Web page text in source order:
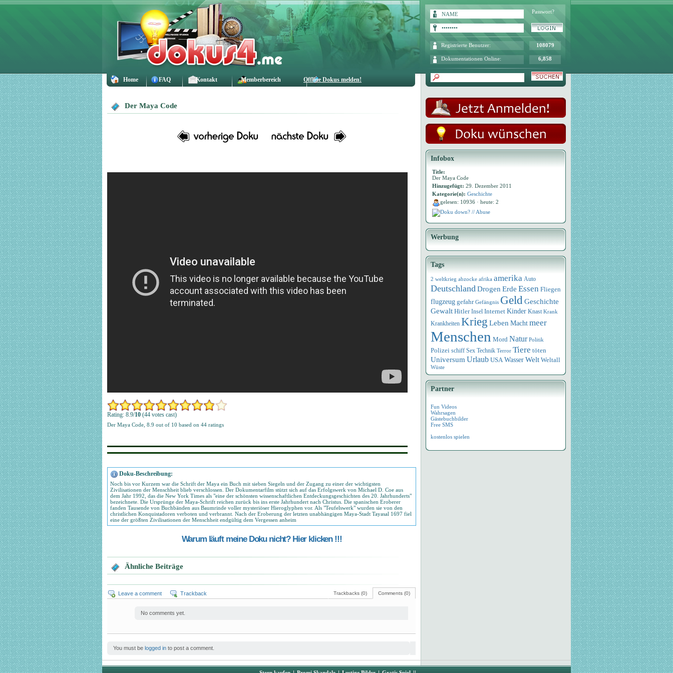
Home FAQ Kontakt Memberbereich Offline Dokus melden!
Passwort?
Registrierte Benutzer: 108079
Dokumentationen Online: 6,858
Der Maya Code
Rating: 8.9/10 (44 votes cast)
Der Maya Code 8.9 out of 10 based on 44 ratings
Doku-Beschreibung:
Noch bis vor Kurzem war die Schrift der Maya ein Buch mit sieben Siegeln und der Zugang zu einer der wichtigsten
Zivilisationen der Menschheit blieb verschlossen. Der Dokumentarfilm stützt sich auf das Erfolgswerk von Michael D. Coe aus
dem Jahr 1992, das die New York Times als "eine der schönsten wissenschaftlichen Entdeckungsgeschichten des 20. Jahrhunderts"
bezeichnete. Die Ursprünge der Maya-Schrift reichen zurück bis ins erste Jahrhundert nach Christus. Die spanischen Eroberer
fanden Tausende von Buchbänden aus Baumrinde voller mysteriöser Hieroglyphen vor. Als "Teufelswerk" wurden sie von den
christlichen Konquistadoren verboten und verbrannt. Nach der Eroberung der letzten unabhängigen Maya-Stadt Tayasal 1697 fiel
eine der größten Zivilisationen der Menschheit endgültig dem Vergessen anheim
Warum läuft meine Doku nicht? Hier klicken !!!
Ähnliche Beiträge
Comments (0)
Trackbacks (0)
Leave a comment Trackback
No comments yet.
You must be logged in to post a comment.
Infobox
Title:
Der Maya Code
Hinzugefügt: 29. Dezember 2011
Kategorie(n): Geschichte
gelesen: 10936 · heute: 2
Doku down? // Abuse
Werbung
Tags
2 weltkrieg abzocke afrika amerika Auto
DeutschlandDrogen Erde Essen Fliegen
flugzeug gefahr Gefängnis GeldGeschichte
Gewalt Hitler Insel Internet Kinder Knast Krank
Krankheiten Krieg Leben Macht meer
Menschen Mord Natur Politik
Polizei schiff Sex Technik Terror Tiere töten
Universum Urlaub USA WasserWelt Weltall
Wüste
Partner
Fun Videos
Wahrsagen
Gästebuchbilder
Free SMS
kostenlos spielen